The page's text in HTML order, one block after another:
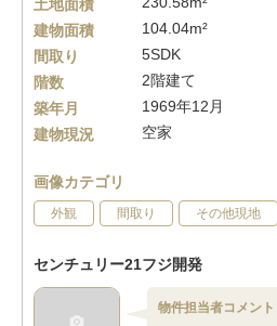
土地面積
建物面積
104.04m²
間取り
5SDK
階数
2階建て
築年月
1969年12月
建物現況
空家
画像カテゴリ
外観 間取り その他現地
センチュリー21フジ開発
物件担当者コメント